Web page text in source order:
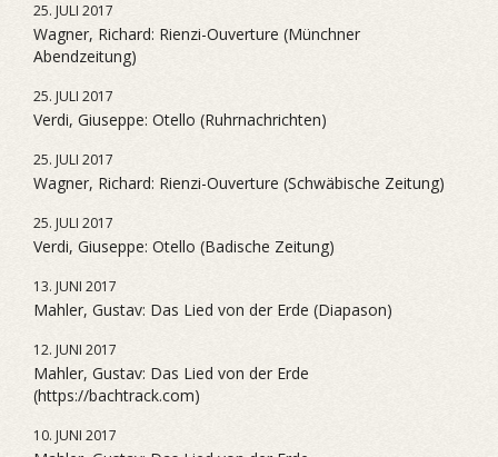
25. JULI 2017
Wagner, Richard: Rienzi-Ouverture (Münchner
Abendzeitung)
25. JULI 2017
Verdi, Giuseppe: Otello (Ruhrnachrichten)
25. JULI 2017
Wagner, Richard: Rienzi-Ouverture (Schwäbische Zeitung)
25. JULI 2017
Verdi, Giuseppe: Otello (Badische Zeitung)
13. JUNI 2017
Mahler, Gustav: Das Lied von der Erde (Diapason)
12. JUNI 2017
Mahler, Gustav: Das Lied von der Erde
(https://bachtrack.com)
10. JUNI 2017